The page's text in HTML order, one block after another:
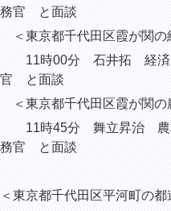
務官 と面談
＜東京都千代田区霞が関の
11時00分 石井拓 経済
官 と面談
＜東京都千代田区霞が関の
11時45分 舞立昇治 農
務官 と面談
＜東京都千代田区平河町の都